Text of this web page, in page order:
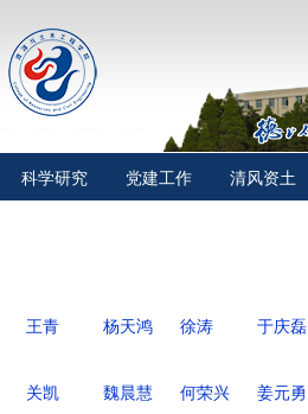
科学研究 党建工作 清风资土
王青 杨天鸿 徐涛 于庆磊
关凯 魏晨慧 何荣兴 姜元勇